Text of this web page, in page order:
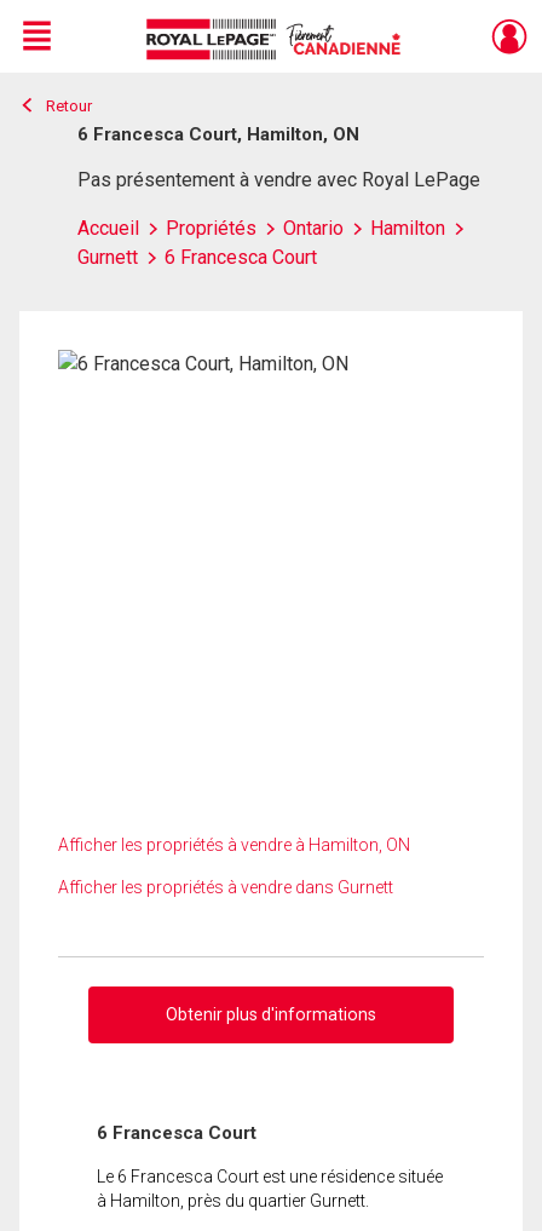
Live
En Direct
Menu
Retour
6 Francesca Court, Hamilton, ON
Pas présentement à vendre avec Royal LePage
Accueil Propriétés Ontario
Hamilton
Gurnett
6 Francesca Court
Afficher les propriétés à vendre à Hamilton, ON
Afficher les propriétés à vendre dans Gurnett
Obtenir plus d'informations
6 Francesca Court
Le 6 Francesca Court est une résidence située
à Hamilton, près du quartier Gurnett.